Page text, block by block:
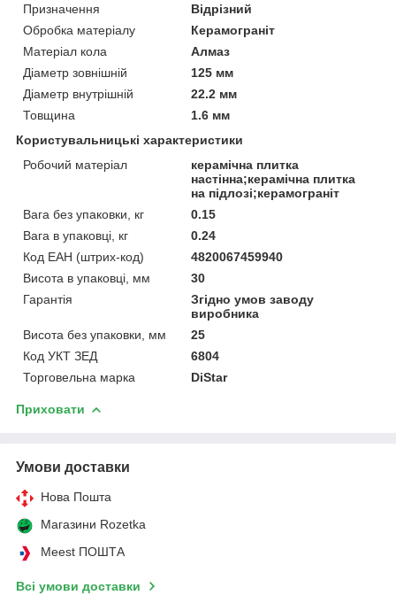
Призначення
Відрізний
Обробка матеріалу
Керамограніт
Матеріал кола
Алмаз
Діаметр зовнішній
125 мм
Діаметр внутрішній
22.2 мм
Товщина
1.6 мм
Користувальницькі характеристики
Робочий матеріал
керамічна плитка
настінна;керамічна плитка
на підлозі;керамограніт
Вага без упаковки, кг
0.15
Вага в упаковці, кг
0.24
Код ЕАН (штрих-код)
4820067459940
Висота в упаковці, мм
30
Гарантія
Згідно умов заводу
виробника
Висота без упаковки, мм
25
Код УКТ ЗЕД
6804
Торговельна марка
DiStar
Приховати
Умови доставки
Нова Пошта
Магазини Rozetka
Meest ПОШТА
Всі умови доставки